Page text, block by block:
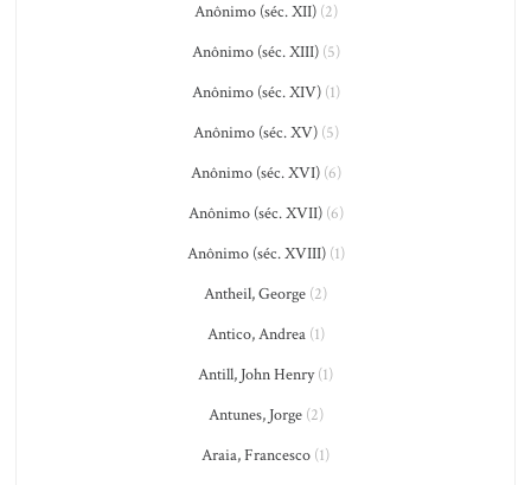
Anônimo (séc. XII)(2)
Anônimo (séc. XIII)(5)
Anônimo (séc. XIV)(1)
Anônimo (séc. XV)(5)
Anônimo (séc. XVI)(6)
Anônimo (séc. XVII)(6)
Anônimo (séc. XVIII)(1)
Antheil, George (2)
Antico, Andrea(1)
Antill, John Henry(1)
Antunes, Jorge(2)
Araia, Francesco (1)